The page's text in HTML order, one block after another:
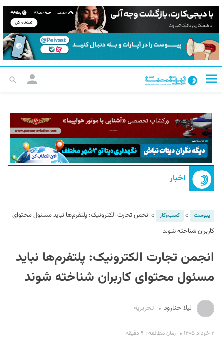
اخبار
پیوست » کسب‌و‌کار » انجمن تجارت الکترونیک: پلتفرم‌ها نباید مسئول محتوای
کاربران شناخته شوند
انجمن تجارت الکترونیک: پلتفرم‌ها نباید
مسئول محتوای کاربران شناخته شوند
لیلا حنارود تحریریه
۲ خرداد ۱۴۰۵ زمان مطالعه : ۹ دقیقه